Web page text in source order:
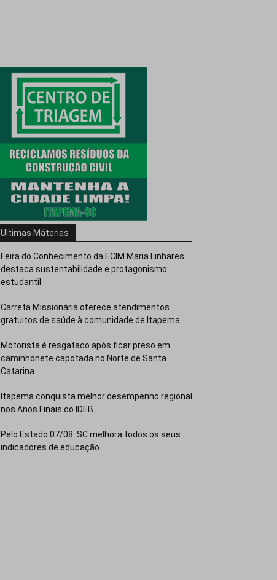
Ultimas Máterias
Feira do Conhecimento da ECIM Maria Linhares
destaca sustentabilidade e protagonismo
estudantil
Carreta Missionária oferece atendimentos
gratuitos de saúde à comunidade de Itapema
Motorista é resgatado após ficar preso em
caminhonete capotada no Norte de Santa
Catarina
Itapema conquista melhor desempenho regional
nos Anos Finais do IDEB
Pelo Estado 07/08: SC melhora todos os seus
indicadores de educação